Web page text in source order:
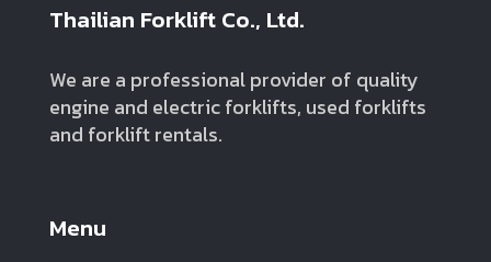
Thailian Forklift Co., Ltd.
We are a professional provider of quality
engine and electric forklifts, used forklifts
and forklift rentals.
Menu